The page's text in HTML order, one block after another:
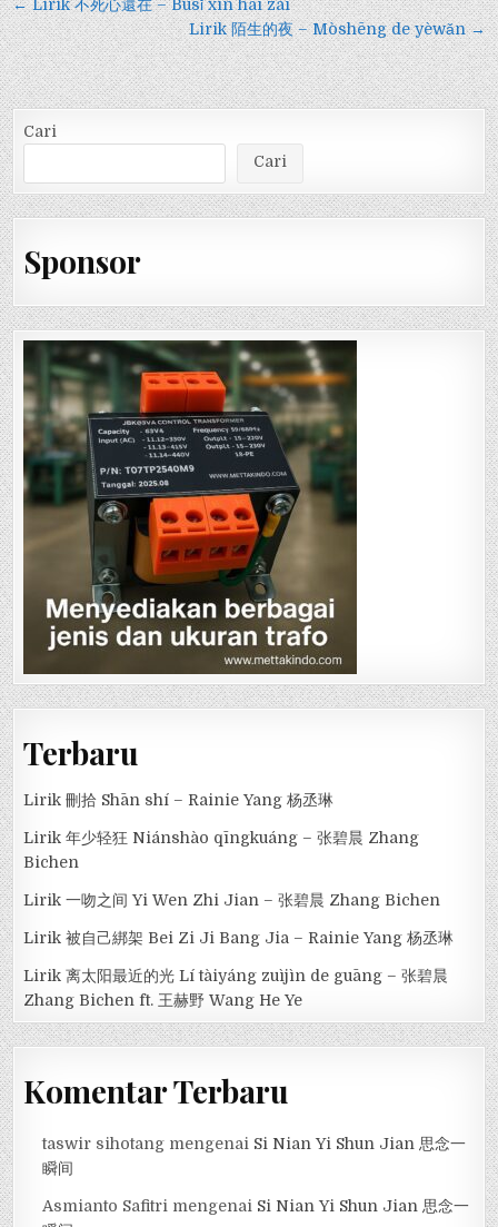
pos
← Lirik 不死心還在 – Bùsǐ xīn hái zài
Lirik 陌生的夜 – Mòshēng de yèwǎn →
Cari
Cari
Sponsor
Terbaru
Lirik 刪拾 Shān shí – Rainie Yang 杨丞琳
Lirik 年少轻狂 Niánshào qīngkuáng – 张碧晨 Zhang
Bichen
Lirik 一吻之间 Yi Wen Zhi Jian – 张碧晨 Zhang Bichen
Lirik 被自己綁架 Bei Zi Ji Bang Jia – Rainie Yang 杨丞琳
Lirik 离太阳最近的光 Lí tàiyáng zuìjìn de guāng – 张碧晨
Zhang Bichen ft. 王赫野 Wang He Ye
Komentar Terbaru
taswir sihotang mengenai Si Nian Yi Shun Jian 思念一
瞬间
Asmianto Safitri mengenai Si Nian Yi Shun Jian 思念一